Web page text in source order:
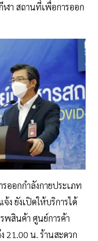
า สถานที่เพื่อการออก
ออกกำลังกายประเภท
ง ยังเปิดให้บริการได้
พสินค้า ศูนย์การค้า
21.00 น. ร้านสะดวก